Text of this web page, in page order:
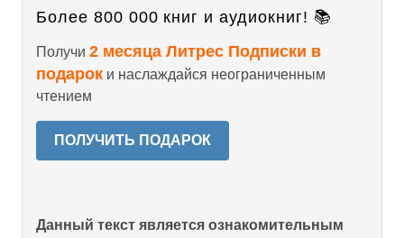
Более 800 000 книг и аудиокниг! 📚
Получи 2 месяца Литрес Подписки в
подарок и наслаждайся неограниченным
чтением
ПОЛУЧИТЬ ПОДАРОК
Данный текст является ознакомительным